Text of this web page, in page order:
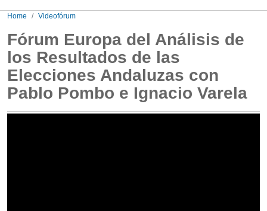
Home Videofórum
Fórum Europa del Análisis de
los Resultados de las
Elecciones Andaluzas con
Pablo Pombo e Ignacio Varela